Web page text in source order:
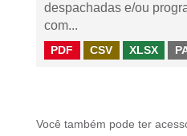
despachadas e/ou
com...
PDF CSV XLSX
Você também pode ter